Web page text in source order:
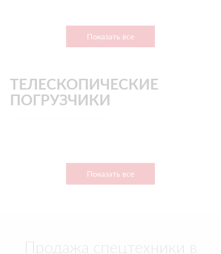
Показать все
ТЕЛЕСКОПИЧЕСКИЕ
ПОГРУЗЧИКИ
Показать все
Продажа спецтехники в